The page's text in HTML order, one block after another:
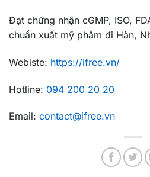
Đạt chứng nhận cGMP, ISO,
chuẩn xuất mỹ phẩm đi Hàn,
Webiste: https://ifree.vn/
Hotline: 094 200 20 20
Email: contact@ifree.vn